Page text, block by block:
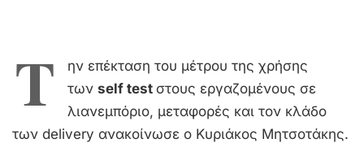
Τ
ην επέκταση του μέτρου της χρήσης
των self test στους εργαζομένους σε
λιανεμπόριο, μεταφορές και τον κλάδο
των delivery ανακοίνωσε ο Κυριάκος Μητσοτάκης.